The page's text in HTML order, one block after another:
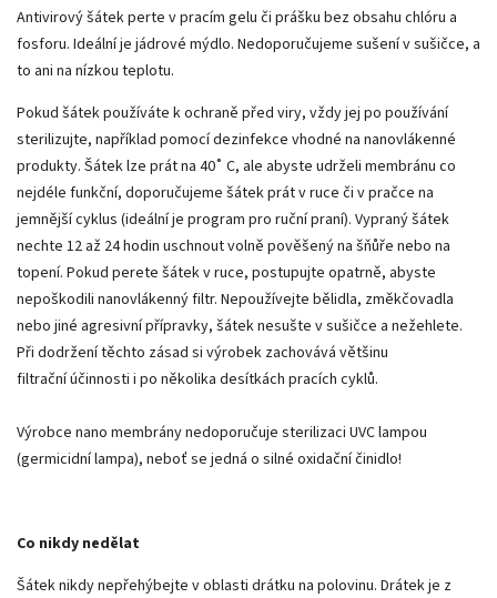
Antivirový šátek perte v pracím gelu či prášku bez obsahu chlóru a
fosforu. Ideální je jádrové mýdlo. Nedoporučujeme sušení v sušičce, a
to ani na nízkou teplotu.
Pokud šátek používáte k ochraně před viry, vždy jej po používání
sterilizujte, například pomocí dezinfekce vhodné na nanovlákenné
produkty. Šátek lze prát na 40˚ C, ale abyste udrželi membránu co
nejdéle funkční, doporučujeme šátek prát v ruce či v pračce na
jemnější cyklus (ideální je program pro ruční praní). Vypraný šátek
nechte 12 až 24 hodin uschnout volně pověšený na šňůře nebo na
topení. Pokud perete šátek v ruce, postupujte opatrně, abyste
nepoškodili nanovlákenný filtr. Nepoužívejte bělidla, změkčovadla
nebo jiné agresivní přípravky, šátek nesušte v sušičce a nežehlete.
Při dodržení těchto zásad si výrobek zachovává většinu
filtrační účinnosti i po několika desítkách pracích cyklů.
Výrobce nano membrány nedoporučuje sterilizaci UVC lampou
(germicidní lampa), neboť se jedná o silné oxidační činidlo!
Co nikdy nedělat
Šátek nikdy nepřehýbejte v oblasti drátku na polovinu. Drátek je z